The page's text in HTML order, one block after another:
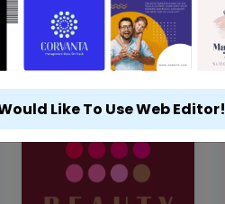
Like To Use Web Editor!